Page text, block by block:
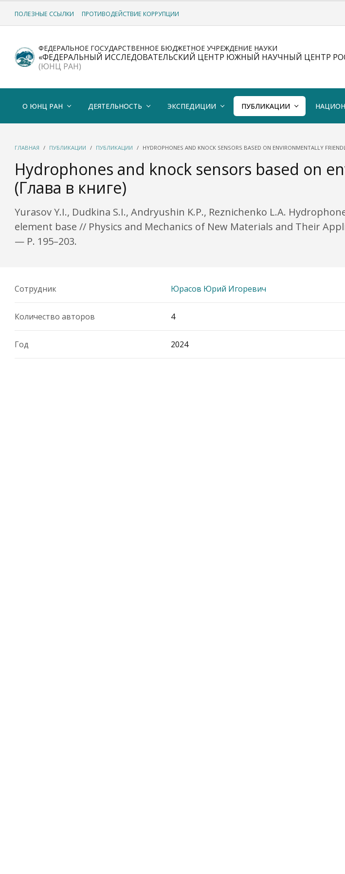
ПОЛЕЗНЫЕ ССЫЛКИ ПРОТИВОДЕЙСТВИЕ КОРРУПЦИИ
ФЕДЕРАЛЬНОЕ ГОСУДАРСТВЕННОЕ БЮДЖЕТНОЕ УЧРЕЖДЕНИЕ НАУКИ
«ФЕДЕРАЛЬНЫЙ ИССЛЕДОВАТЕЛЬСКИЙ ЦЕНТР ЮЖНЫЙ НАУЧНЫЙ ЦЕНТР
(ЮНЦ РАН)
О ЮНЦ РАН ДЕЯТЕЛЬНОСТЬ ЭКСПЕДИЦИИ ПУБЛИКАЦИИ
ГЛАВНАЯ ПУБЛИКАЦИИ ПУБЛИКАЦИИ HYDROPHONES AND KNOCK SENSORS BASED ON ENVIRONMENTALLY
Hydrophones and knock sensors based on
(Глава в книге)
Yurasov Y.I., Dudkina S.I., Andryushin K.P., Reznichenko L.A.
element base // Physics and Mechanics of New Materials and Their
— P. 195–203.
Сотрудник Юрасов Юрий Игоревич
Количество авторов 4
Год 2024